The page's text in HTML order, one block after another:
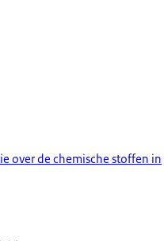
over de chemische stoffen in